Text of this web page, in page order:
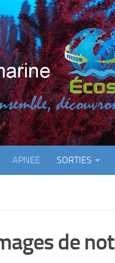
APNEE SORTIES
de